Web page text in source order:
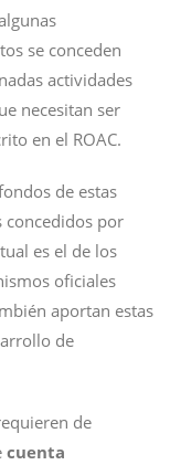
se conceden
actividades
necesitan ser
en el ROAC.
de estas
concedidos por
es el de los
oficiales
aportan estas
de
de
cuenta